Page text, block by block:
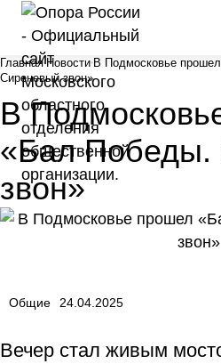
Главная Новости В Подмосковье
Сиреневый звон»
В
«Бал Победы.
звон»
Общие 24.04.2025
Вечер стал живым